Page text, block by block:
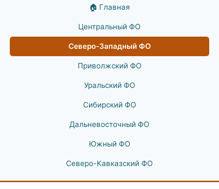
🏠 Главная
Центральный ФО
Северо-Западный ФО
Приволжский ФО
Уральский ФО
Сибирский ФО
Дальневосточный ФО
Южный ФО
Северо-Кавказский ФО